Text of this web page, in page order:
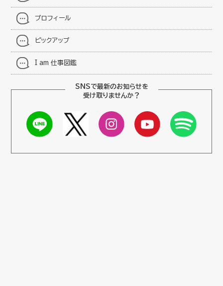
プロフィール
ピックアップ
I am 仕事図鑑
SNSで最新のお知らせを
受け取りませんか？